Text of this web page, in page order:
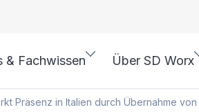
& Fachwissen Über SD Worx
Präsenz in Italien durch Übernahme